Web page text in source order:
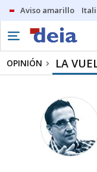
Aviso amarillo
OPINIÓN LA